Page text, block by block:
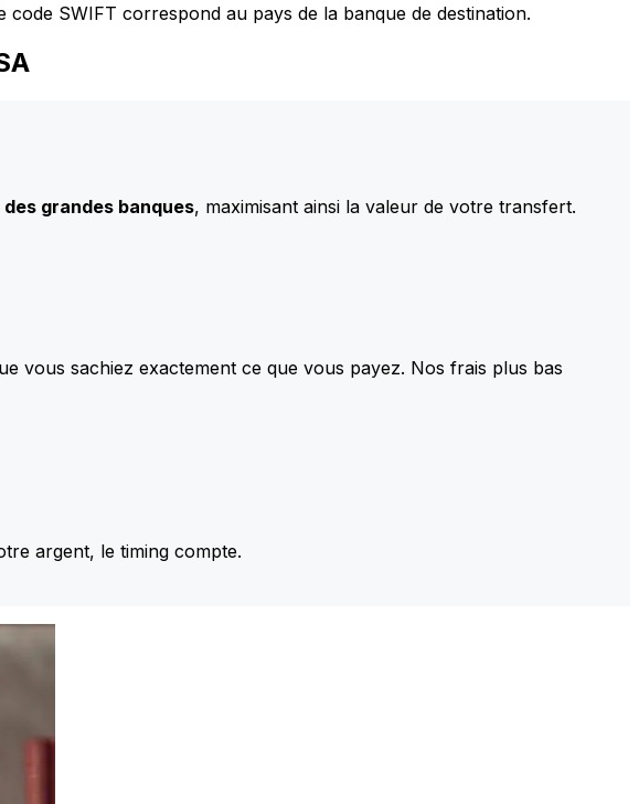
SWIFT correspond au pays de la banque de destination.
grandes banques, maximisant ainsi la valeur de votre transfert.
vous sachiez exactement ce que vous payez. Nos frais plus bas
argent, le timing compte.